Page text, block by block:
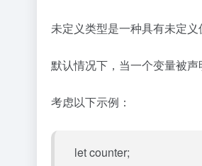
未定义类型是一种具有未定义
默认情况下，当一个变量被声
考虑以下示例：
let counter;